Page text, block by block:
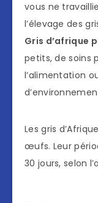
vous ne
l’élevage des
Gris d’afrique
petits, de soins
l’alimentation
Les gris
œufs. Leur
30 jours, selon